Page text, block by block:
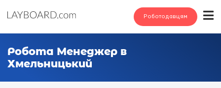
Роботодавцям
Робота Менеджер в
Хмельницький